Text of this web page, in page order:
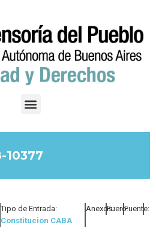
10377
Tipo de Entrada:
Constitucion CABA
Anexos:Fuero:Fuente: